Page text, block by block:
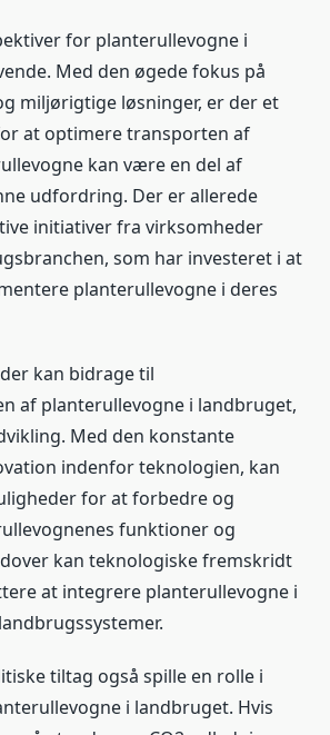
for planterullevogne i
Med den øgede fokus på
miljørigtige løsninger, er der et
at optimere transporten af
kan være en del af
udfordring. Der er allerede
initiativer fra virksomheder
som har investeret i at
planterullevogne i deres
kan bidrage til
af planterullevogne i landbruget,
Med den konstante
indenfor teknologien, kan
for at forbedre og
funktioner og
kan teknologiske fremskridt
at integrere planterullevogne i
tiltag også spille en rolle i
i landbruget. Hvis